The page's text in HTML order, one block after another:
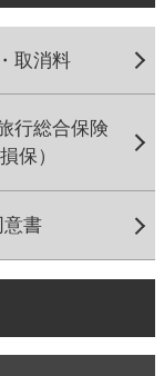
取消料
行総合保険
保）
意書